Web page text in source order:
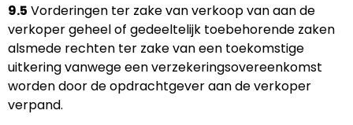
9.5 Vorderingen ter zake van verkoop van aan de
verkoper geheel of gedeeltelijk toebehorende zaken
alsmede rechten ter zake van een toekomstige
uitkering vanwege een verzekeringsovereenkomst
worden door de opdrachtgever aan de verkoper
verpand.